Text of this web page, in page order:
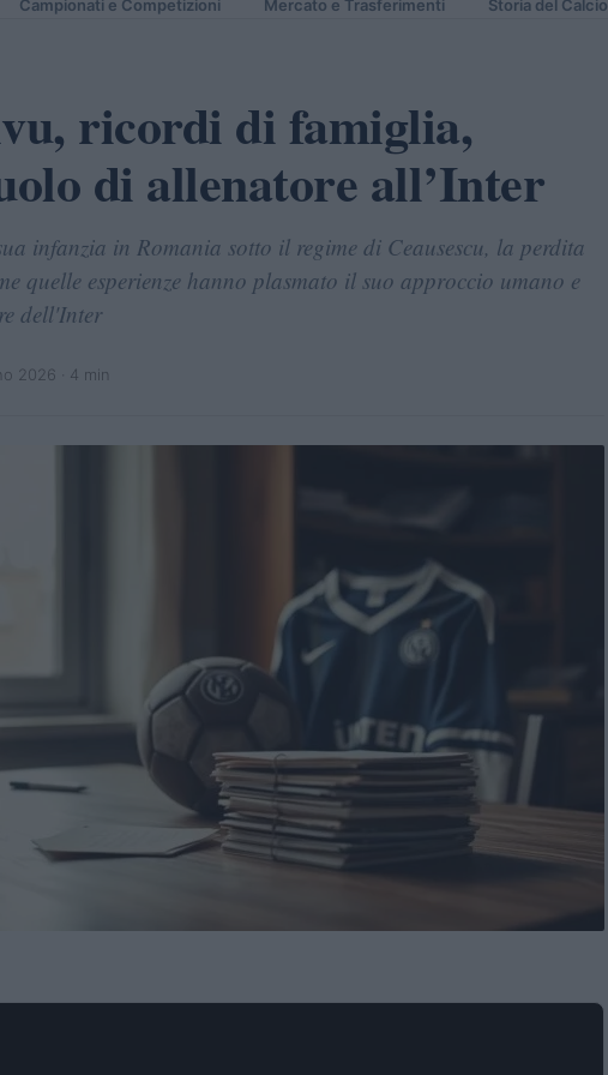
Campionati e Competizioni Mercato e Trasferimenti Storia del Calcio
ricordi di famiglia,
di allenatore all’Inter
infanzia in Romania sotto il regime di Ceausescu, la perdita
quelle esperienze hanno plasmato il suo approccio umano e
dell'Inter
2026 · 4 min